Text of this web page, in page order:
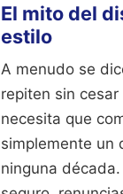
El mito del
estilo
A menudo se
repiten sin
necesita que
simplemente un
ninguna